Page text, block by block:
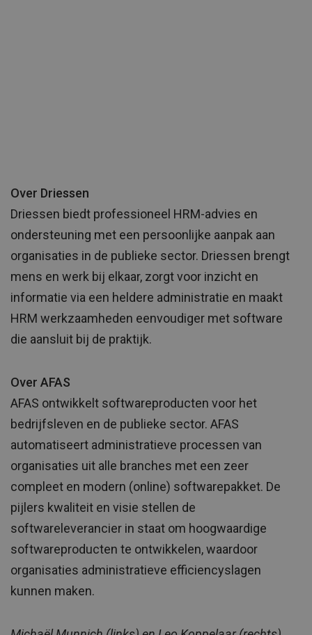
Over Driessen
Driessen biedt professioneel HRM-advies en
ondersteuning met een persoonlijke aanpak aan
organisaties in de publieke sector. Driessen brengt
mens en werk bij elkaar, zorgt voor inzicht en
informatie via een heldere administratie en maakt
HRM werkzaamheden eenvoudiger met software
die aansluit bij de praktijk.
Over AFAS
AFAS ontwikkelt softwareproducten voor het
bedrijfsleven en de publieke sector. AFAS
automatiseert administratieve processen van
organisaties uit alle branches met een zeer
compleet en modern (online) softwarepakket. De
pijlers kwaliteit en visie stellen de
softwareleverancier in staat om hoogwaardige
softwareproducten te ontwikkelen, waardoor
organisaties administratieve efficiencyslagen
kunnen maken.